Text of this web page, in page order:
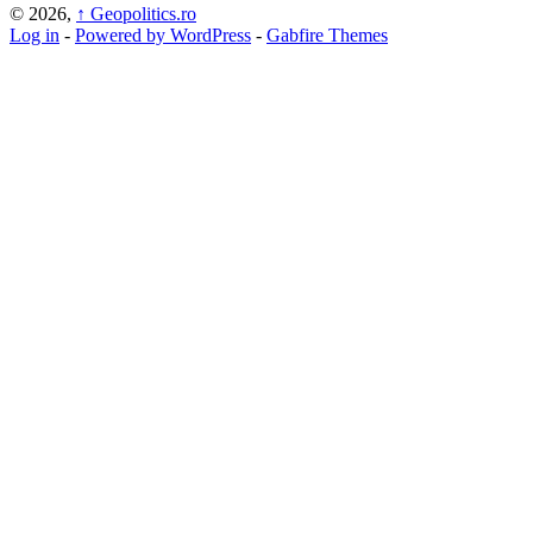
© 2026, ↑ Geopolitics.ro
Log in - Powered by WordPress - Gabfire Themes